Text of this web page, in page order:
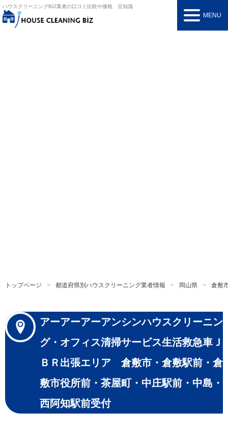
ハウスクリーニングBIZ業者の口コミ比較や価格、豆知識
MENU
トップページ 都道府県別ハウスクリーニング業者情報 岡山県 倉敷
アーアーアーアンシンハウスクリーニン
グ・オフィス清掃サービス生活救急車Ｊ
ＢＲ出張エリア 倉敷市・倉敷駅前・倉
敷市役所前・茶屋町・中庄駅前・中島・
西阿知駅前受付